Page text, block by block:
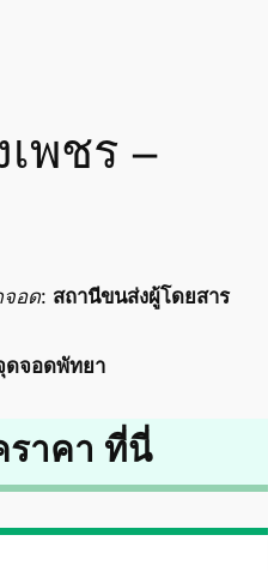
พชร –
จอด: สถานีขนส่งผู้โดยสาร
ดจอดพัทยา
ราคา ที่นี่